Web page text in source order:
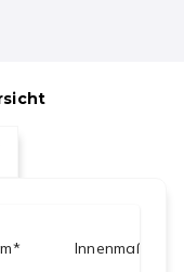
Innenmaße in